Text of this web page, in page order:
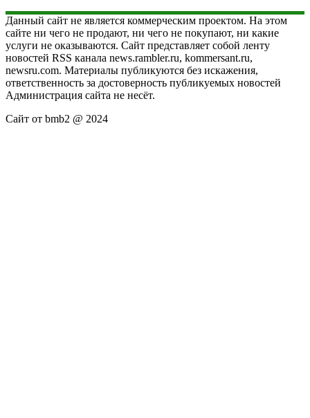
Данный сайт не является коммерческим проектом. На этом
сайте ни чего не продают, ни чего не покупают, ни какие
услуги не оказываются. Сайт представляет собой ленту
новостей RSS канала news.rambler.ru, kommersant.ru,
newsru.com. Материалы публикуются без искажения,
ответственность за достоверность публикуемых новостей
Администрация сайта не несёт.
Сайт от bmb2 @ 2024